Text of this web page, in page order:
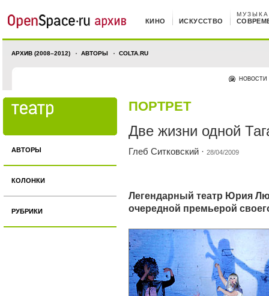
КИНО ИСКУССТВО
МУЗЫКА
АРХИВ (2008–2012) АВТОРЫ COLTA.RU
НОВОСТИ
АВТОРЫ
КОЛОНКИ
РУБРИКИ
ПОРТРЕТ
Две жизни одной
Глеб Ситковский · 28/04/2009
Легендарный театр Юрия
очередной премьерой